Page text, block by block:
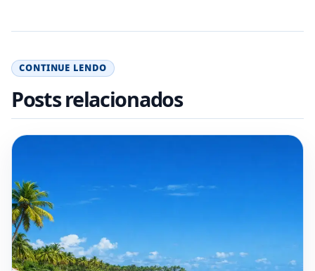
CONTINUE LENDO
Posts relacionados